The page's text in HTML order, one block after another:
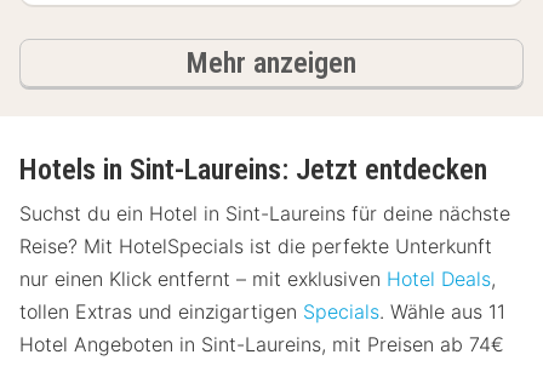
Mehr anzeigen
Hotels in Sint-Laureins: Jetzt entdecken
Suchst du ein Hotel in Sint-Laureins für deine nächste
Reise? Mit HotelSpecials ist die perfekte Unterkunft
nur einen Klick entfernt – mit exklusiven Hotel Deals,
tollen Extras und einzigartigen Specials. Wähle aus 11
Hotel Angeboten in Sint-Laureins, mit Preisen ab 74€